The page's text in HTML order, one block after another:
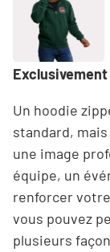
Un hoodie
standard,
une image
équipe, un
renforcer
vous pouvez
plusieurs